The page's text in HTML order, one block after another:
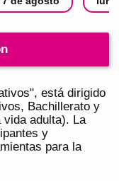
está dirigido
Bachillerato y
vida adulta). La
y
para la